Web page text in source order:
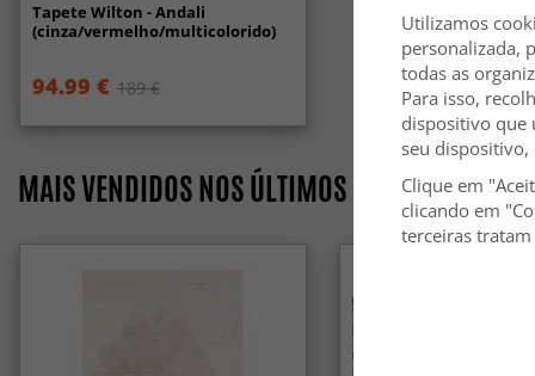
Tapete Wilton - Andali
(cinza/vermelho/multicolorido)
94.99 € 189 €
MAIS VENDIDOS NOS ÚLTIMOS 7 DIAS
Utilizamos
personalizada,
todas as
Para isso,
dispositivo que
seu
Clique em
clicando em
terceiras tratam